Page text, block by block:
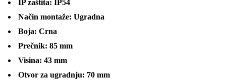
IP zaštita: IP54
Način montaže: Ugradna
Boja: Crna
Prečnik: 85 mm
Visina: 43 mm
Otvor za ugradnju: 70 mm